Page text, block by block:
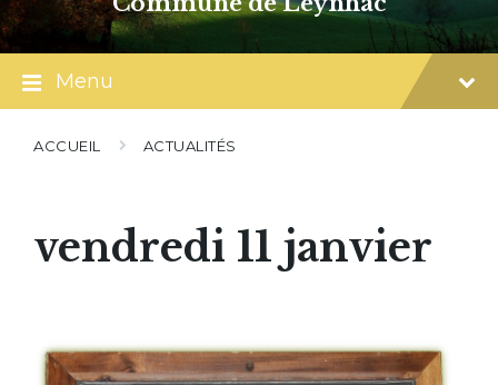
Menu
ACCUEIL ACTUALITÉS
vendredi 11 janvier